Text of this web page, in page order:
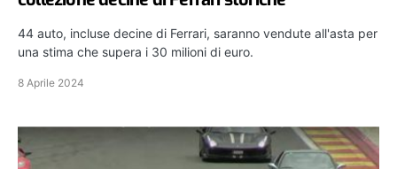
44 auto, incluse decine di Ferrari, saranno vendute all'asta per
una stima che supera i 30 milioni di euro.
8 Aprile 2024